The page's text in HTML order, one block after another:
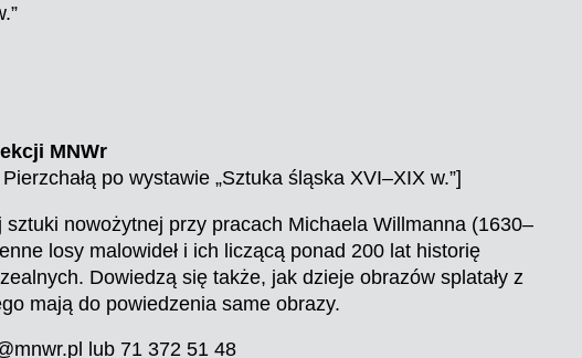
MNWr
po wystawie „Sztuka śląska XVI–XIX w.”]
nowożytnej przy pracach Michaela Willmanna (1630–
losy malowideł i ich liczącą ponad 200 lat historię
Dowiedzą się także, jak dzieje obrazów splatały z
mają do powiedzenia same obrazy.
lub 71 372 51 48